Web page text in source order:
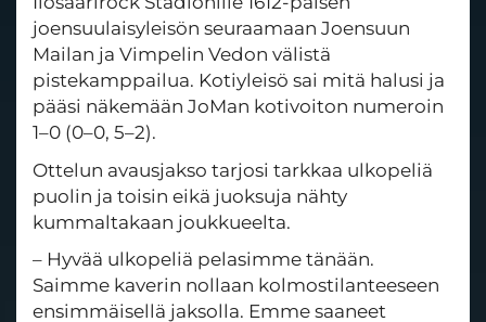
joensuulaisyleisön seuraamaan Joensuun
Mailan ja Vimpelin Vedon välistä
pistekamppailua. Kotiyleisö sai mitä halusi ja
pääsi näkemään JoMan kotivoiton numeroin
1–0 (0–0, 5–2).
Ottelun avausjakso tarjosi tarkkaa ulkopeliä
puolin ja toisin eikä juoksuja nähty
kummaltakaan joukkueelta.
– Hyvää ulkopeliä pelasimme tänään.
Saimme kaverin nollaan kolmostilanteeseen
ensimmäisellä jaksolla. Emme saaneet